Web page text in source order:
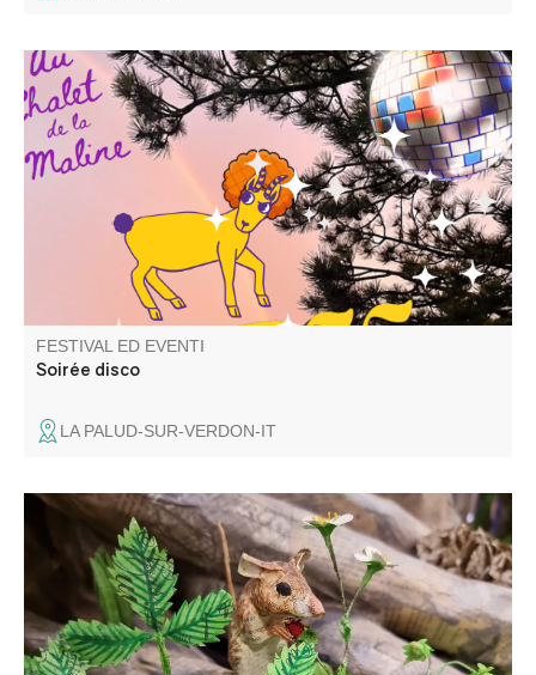
Venez passer une bonne soirée disco au Chalet de la
Maline avec DJ Uman ! Nous vous attendons nombreux
FESTIVAL ED EVENTI
Soirée disco
LA PALUD-SUR-VERDON-IT
Quest'estate, venite a scoprire il lavoro di Anne-Lise
Koehler al Musée Intercommunal. Artista multidisciplinare,
scultrice, artista visiva e direttrice artistica, da oltre
vent'anni dà forma a un mondo in cui la carta diventa
materia viva.